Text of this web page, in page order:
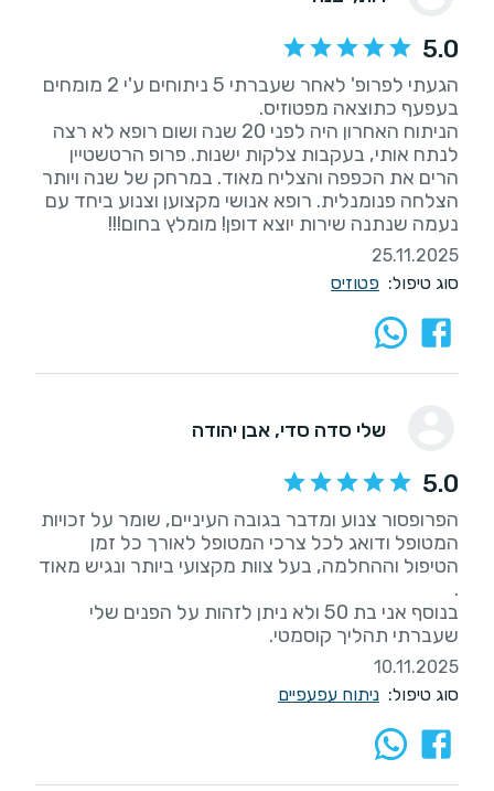
5.0
הגעתי לפרופ' לאחר שעברתי 5 ניתוחים ע'י 2 מומחים
הניתוח האחרון היה לפני 20 שנה ושום רופא לא רצה
לנתח אותי, בעקבות צלקות ישנות. פרופ הרטשטיין
הרים את הכפפה והצליח מאוד. במרחק של שנה ויותר
הצלחה פנומנלית. רופא אנושי מקצוען וצנוע ביחד עם
נעמה שנתנה שירות יוצא דופן! מומלץ בחום!!!
25.11.2025
סוג טיפול: פטוזיס
שלי סדה סדי, אבן יהודה
5.0
הפרופסור צנוע ומדבר בגובה העיניים, שומר על זכויות
המטופל ודואג לכל צרכי המטופל לאורך כל זמן
הטיפול וההחלמה, בעל צוות מקצועי ביותר ונגיש מאוד
בנוסף אני בת 50 ולא ניתן לזהות על הפנים שלי
שעברתי תהליך קוסמטי.
10.11.2025
סוג טיפול: ניתוח עפעפיים